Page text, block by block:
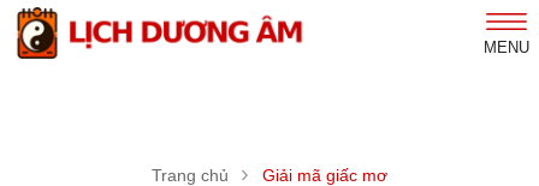
MENU
Trang chủ Giải mã giấc mơ